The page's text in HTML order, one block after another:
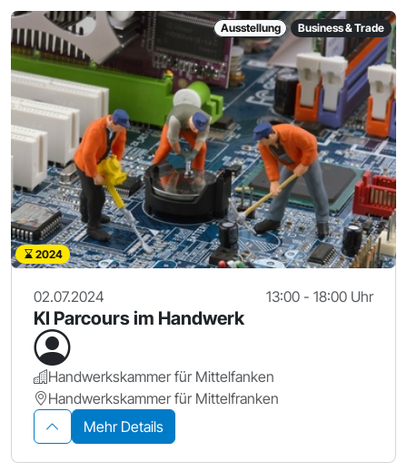
Ausstellung Business & Trade
2024
02.07.2024 13:00 - 18:00 Uhr
KI Parcours im Handwerk
Handwerkskammer für Mittelfanken
Handwerkskammer für Mittelfranken
Mehr Details